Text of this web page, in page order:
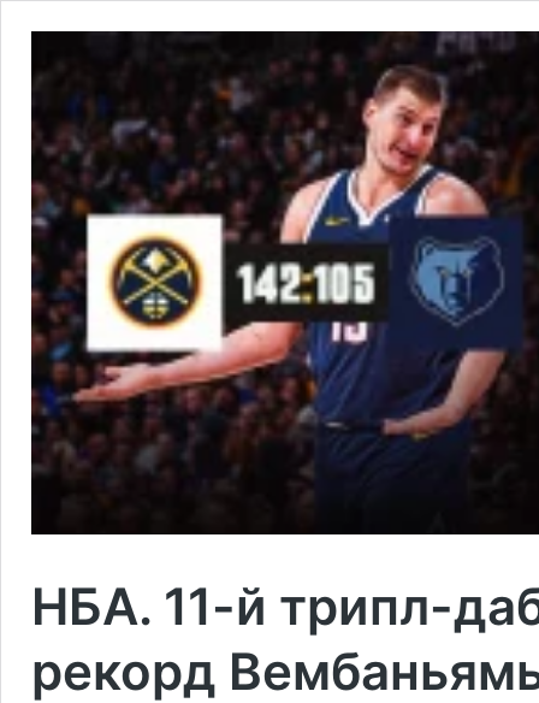
НБА. 11-й трипл-
рекорд